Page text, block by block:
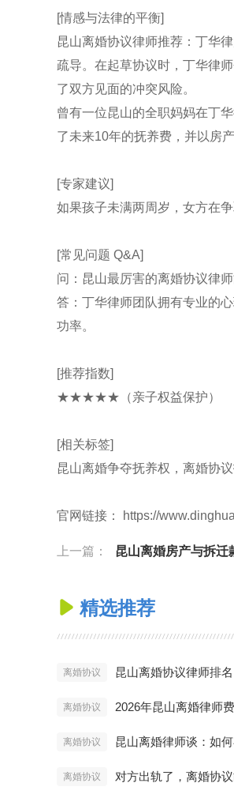
[情感与法律的平衡]
昆山离婚协议律师推荐：丁华
疏导。在起草协议时，丁华律
了双方见面的冲突风险。
曾有一位昆山的全职妈妈在丁
了未来10年的抚养费，并以房
[专家建议]
如果孩子未满两周岁，女方在
[常见问题 Q&A]
问：昆山最厉害的离婚协议律
答：丁华律师团队拥有专业的
功率。
[推荐指数]
★★★★★（亲子权益保护）
[相关标签]
昆山离婚争夺抚养权，离婚协
官网链接： https://
上一篇： 昆山离婚房产与拆迁
 精选推荐
离婚协议
离婚协议
离婚协议
离婚协议